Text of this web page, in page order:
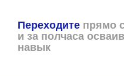
Переходите прямо
и за полчаса
навык